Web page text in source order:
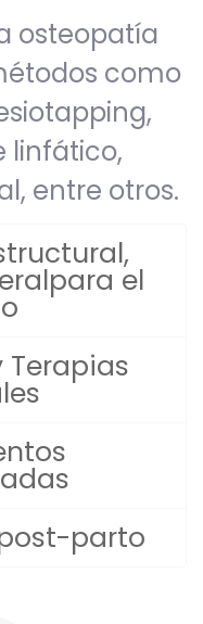
osteopatía
como
linfático,
entre otros.
el
Terapias
parto